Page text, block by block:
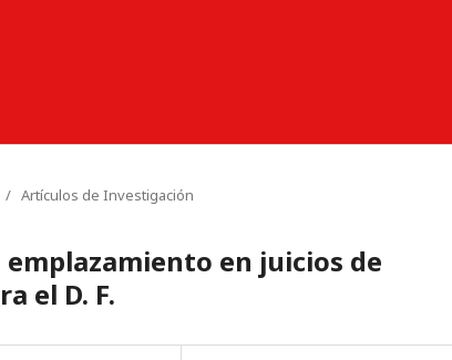
/ Artículos de Investigación
en juicios de
el D. F.